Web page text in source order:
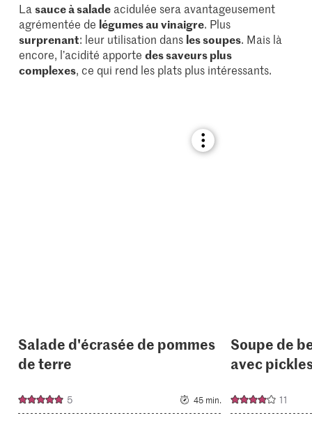
Lasauce à salade acidulée sera avantageusement
agrémentée de légumes au vinaigre. Plus
surprenant: leur utilisation dans les soupes. Mais là
encore, l’acidité apportedes saveurs plus
complexes, ce qui rend les plats plus intéressants.
Bookmark
recipe
Salade d'écrasée de pommes
de terre
5 45 min.
Soupe de
avec
11